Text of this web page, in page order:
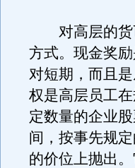
对高层的货
方式。现金奖
对短期，而且
权是高层员工
定数量的企业
间，按事先规
的价位上抛出